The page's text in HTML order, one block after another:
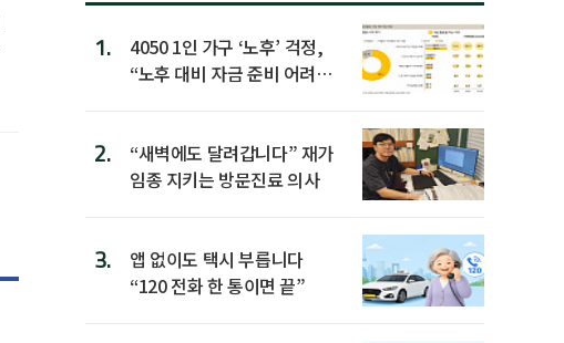
1.
4050 1인 가구 ‘노후’ 걱정,
“노후 대비 자금 준비 어려
2.
“새벽에도 달려갑니다” 재가
임종 지키는 방문진료 의사
3.
앱 없이도 택시 부릅니다
“120 전화 한 통이면 끝”